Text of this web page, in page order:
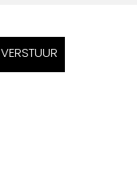
VERSTUUR